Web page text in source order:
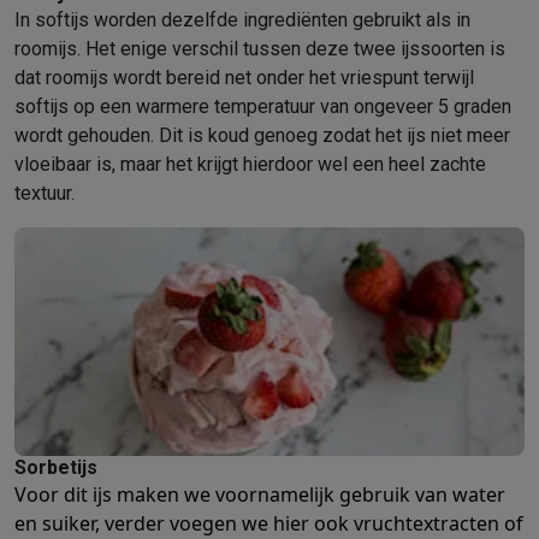
PlayStationPlayStation 5PS5 gamesPS4 gamesPlaystation
Nintendo Nintendo Switch 2 Nintendo Switch games Nintendo
Xbox
Xbox games Xbox headsets
Xbox
PC gaming
Gaming laptops Gaming PC Gaming monitors
Gaming setup
Gaming headsets Gaming microfoons
Gaming consoles
Activity Trackers
Elektrische stepsDashcams GPSCoyoteElektrische
Veiligheid & bescherming Bewakingscamera's Alarmsystemen
Contactloos betalen Betaalterminals
Accessoires SumUp
Omgeving & comfort Verlichting Plug & play zonnepanelen
Entertainment
Smart TVSmart speakers Google TV Streamer
Keuken
Slimme koelkastenSlimme vaatwassers
Huishouden & gezondheidSlimme wasmachinesSlimme
Eco producten
Ecocheques
In softijs worden dezelfde ingrediënten gebruikt als in
roomijs. Het enige verschil tussen deze twee ijssoorten is
dat roomijs wordt bereid net onder het vriespunt terwijl
softijs op een warmere temperatuur van ongeveer 5 graden
wordt gehouden. Dit is koud genoeg zodat het ijs niet meer
vloeibaar is, maar het krijgt hierdoor wel een heel zachte
textuur.
Sorbetijs
Voor dit ijs maken we voornamelijk gebruik van water
en suiker, verder voegen we hier ook vruchtextracten of